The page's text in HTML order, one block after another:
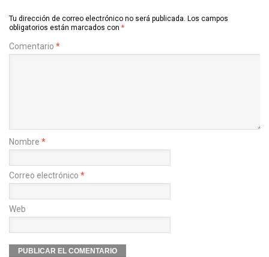
Tu dirección de correo electrónico no será publicada. Los campos
obligatorios están marcados con *
Comentario *
Nombre *
Correo electrónico *
Web